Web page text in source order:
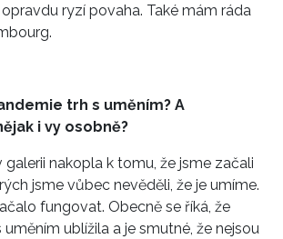
ryzí povaha. Také mám ráda
trh s uměním? A
i vy osobně?
galerii nakopla k tomu, že jsme začali
jsme vůbec nevěděli, že je umíme.
fungovat. Obecně se říká, že
ublížila a je smutné, že nejsou